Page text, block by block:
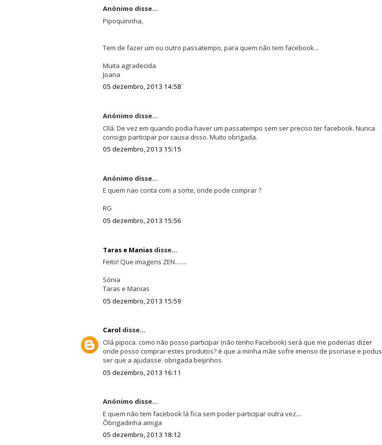
Anónimo disse...
Pipoquinnha,
Tem de fazer um ou outro passatempo, para quem não tem facebook...
Muita agradecida
Joana
05 dezembro, 2013 14:58
Anónimo disse...
Olá. De vez em quando podia haver um passatempo sem ser preciso ter facebook. Nunca
consigo participar por causa disso. Muito obrigada.
05 dezembro, 2013 15:15
Anónimo disse...
E quem nao conta com a sorte, onde pode comprar ?
RG
05 dezembro, 2013 15:56
Taras e Maniasdisse...
Feito! Que imagens ZEN........
Sónia
Taras e Manias
05 dezembro, 2013 15:59
Carol disse...
Olá pipoca. como não posso participar (não tenho Facebook) será que me poderias dizer
onde posso comprar estes produtos? é que a minha mãe sofre imenso de psoriase e podus
ser que a ajudasse. obrigada beijinhos
05 dezembro, 2013 16:11
Anónimo disse...
E quem não tem facebook lá fica sem poder participar outra vez....
Õbrigadinha amiga
05 dezembro, 2013 18:12